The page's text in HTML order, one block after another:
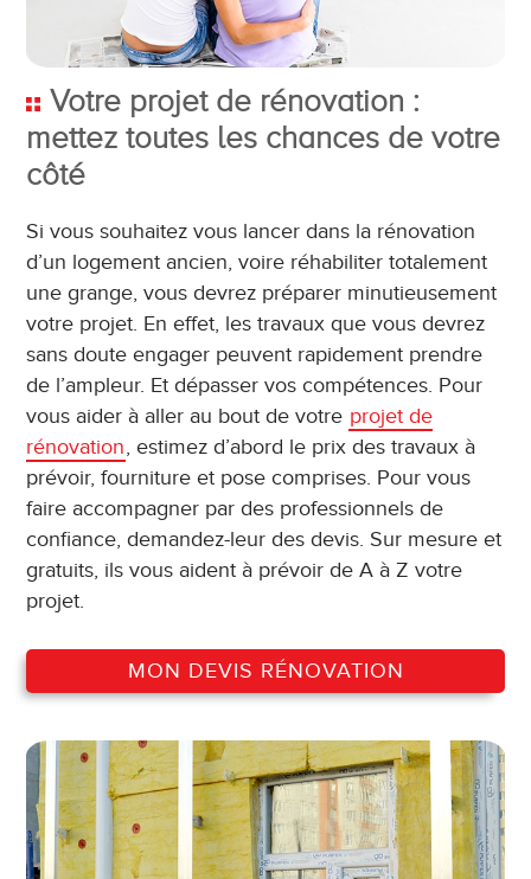
Votre projet de rénovation :
mettez toutes les chances de votre
côté
Si vous souhaitez vous lancer dans la rénovation
d’un logement ancien, voire réhabiliter totalement
une grange, vous devrez préparer minutieusement
votre projet. En effet, les travaux que vous devrez
sans doute engager peuvent rapidement prendre
de l’ampleur. Et dépasser vos compétences. Pour
vous aider à aller au bout de votre projet de
rénovation, estimez d’abord le prix des travaux à
prévoir, fourniture et pose comprises. Pour vous
faire accompagner par des professionnels de
confiance, demandez-leur des devis. Sur mesure et
gratuits, ils vous aident à prévoir de A à Z votre
projet.
MON DEVIS RÉNOVATION